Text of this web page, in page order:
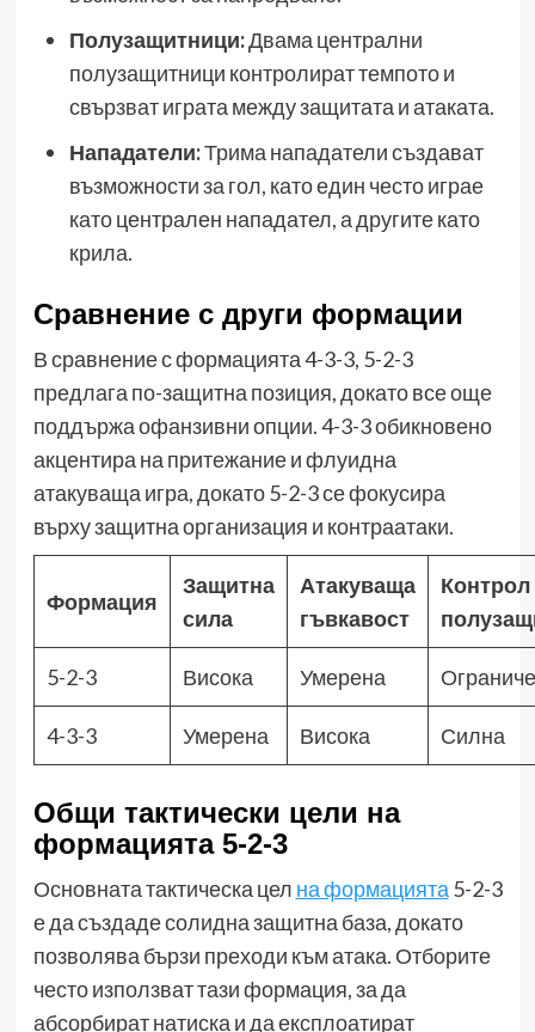
Полузащитници:Двама централни
полузащитници контролират темпото и
свързват играта между защитата и атаката.
Нападатели:Трима нападатели създават
възможности за гол, като един често играе
като централен нападател, а другите като
крила.
Сравнение с други формации
В сравнение с формацията 4-3-3, 5-2-3
предлага по-защитна позиция, докато все още
поддържа офанзивни опции. 4-3-3 обикновено
акцентира на притежание и флуидна
атакуваща игра, докато 5-2-3 се фокусира
върху защитна организация и контраатаки.
Формация
Защитна
сила
Атакуваща
гъвкавост
Контрол
5-2-3 Висока Умерена
4-3-3 Умерена Висока Силна
Общи тактически цели на
формацията 5-2-3
Основната тактическа цел на формацията 5-2-3
е да създаде солидна защитна база, докато
позволява бързи преходи към атака. Отборите
често използват тази формация, за да
абсорбират натиска и да експлоатират